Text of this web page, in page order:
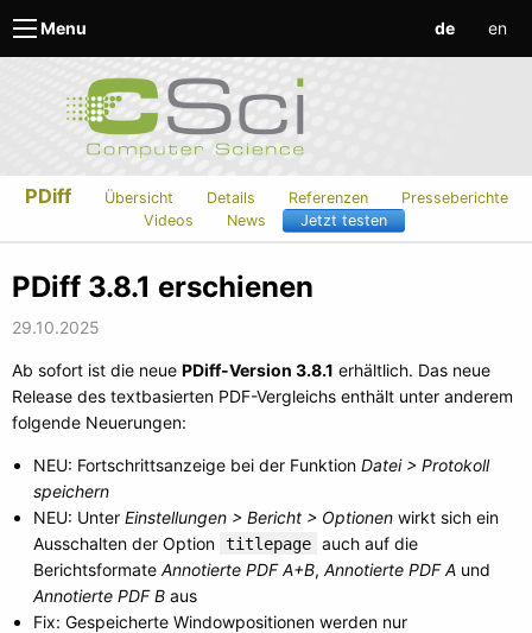
Menu de en
PDiff Übersicht Details Referenzen
Presseberichte
Videos
News Jetzt testen
PDiff 3.8.1 erschienen
29.10.2025
Ab sofort ist die neue PDiff-Version 3.8.1 erhältlich. Das neue
Release des textbasierten PDF-Vergleichs enthält unter anderem
folgende Neuerungen:
NEU: Fortschrittsanzeige bei der Funktion Datei > Protokoll
speichern
NEU: Unter Einstellungen > Bericht > Optionenwirkt sich ein
Ausschalten der Option titlepage auch auf die
Berichtsformate Annotierte PDF A+B, Annotierte PDF Aund
Annotierte PDF Baus
Fix: Gespeicherte Windowpositionen werden nur